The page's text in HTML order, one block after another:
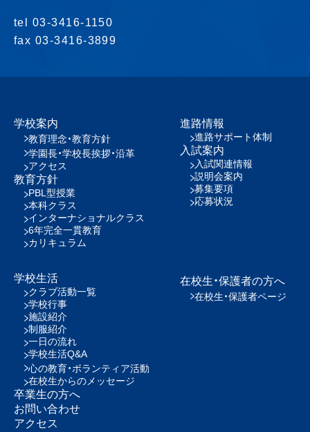
tel 03-3416-1150
fax 03-3416-3899
学校案内
教育理念・教育方針
学園長・学校長挨拶・沿革
アクセス
教育方針
PBL型授業
本科クラス
インターナショナルクラス
6年完全一貫教育
カリキュラム
学校生活
クラブ活動一覧
学校行事
施設紹介
制服紹介
一日の流れ
学校生活Q&A
心の教育・ボランティア活動
在校生からのメッセージ
進路情報
進路サポート体制
入試案内
入試関連情報
説明会案内
募集要項
応募状況
在校生・保護者の方へ
在校生・保護者ページ
卒業生の方へ
お問い合わせ
アクセス